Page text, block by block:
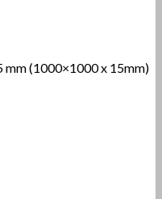
mm (1000×1000 x 15mm)